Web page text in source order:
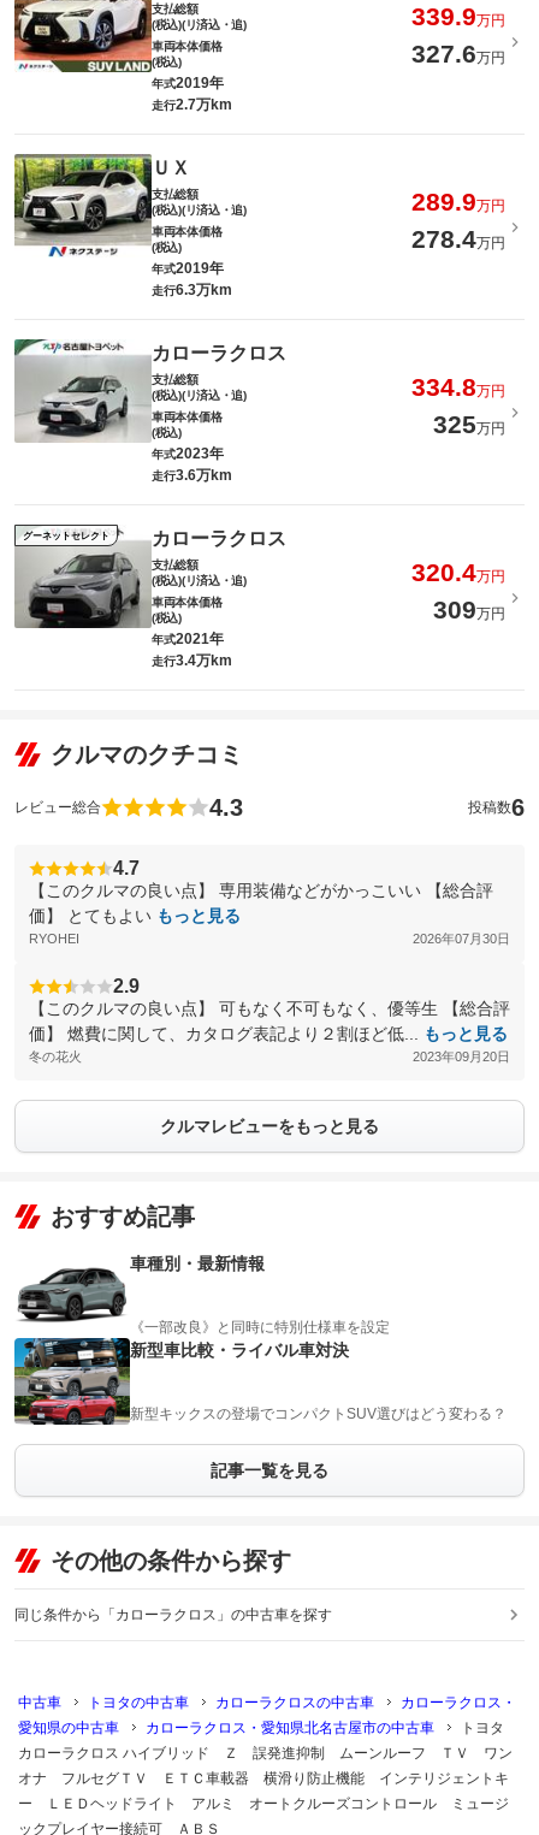
支払総額
(税込)(リ済込・追)
339.9万円
車両本体価格
(税込)
327.6万円
年式2019年
走行2.7万km
ＵＸ
支払総額
(税込)(リ済込・追)
289.9万円
車両本体価格
(税込)
278.4万円
年式2019年
走行6.3万km
カローラクロス
支払総額
(税込)(リ済込・追)
334.8万円
車両本体価格
(税込)
325万円
年式2023年
走行3.6万km
グーネットセレクト カローラクロス
支払総額
(税込)(リ済込・追)
320.4万円
車両本体価格
(税込)
309万円
年式2021年
走行3.4万km
クルマのクチコミ
レビュー総合 4.3 投稿数6
4.7
【このクルマの良い点】 専用装備などがかっこいい 【総合評
価】 とてもよい もっと見る
RYOHEI 2026年07月30日
2.9
【このクルマの良い点】 可もなく不可もなく、優等生 【総合評
価】 燃費に関して、カタログ表記より２割ほど低...
もっと見る
冬の花火 2023年09月20日
クルマレビューをもっと見る
おすすめ記事
車種別・最新情報
《一部改良》と同時に特別仕様車を設定
新型車比較・ライバル車対決
新型キックスの登場でコンパクトSUV選びはどう変わる？
記事一覧を見る
その他の条件から探す
同じ条件から「カローラクロス」の中古車を探す
中古車 トヨタの中古車 カローラクロスの中古車
カローラクロス・
愛知県の中古車
カローラクロス・愛知県北名古屋市の中古車
トヨタ
カローラクロス ハイブリッド Ｚ 誤発進抑制 ムーンルーフ ＴＶ ワン
オナ フルセグＴＶ ＥＴＣ車載器 横滑り防止機能 インテリジェントキ
ー ＬＥＤヘッドライト アルミ オートクルーズコントロール ミュージ
ックプレイヤー接続可 ＡＢＳ